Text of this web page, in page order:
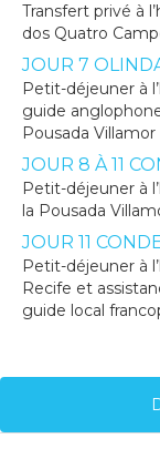
Transfert privé à
dos Quatro
JOUR 7
Petit-déjeuner à
guide
Pousada
JOUR 8 À 11
Petit-déjeuner à
la Pousada
JOUR 11
Petit-déjeuner à
Recife et
guide local